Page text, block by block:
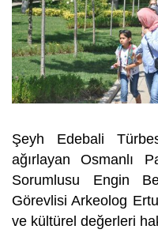
Şeyh Edebali
ağırlayan Osmanlı
Sorumlusu Engin
Görevlisi Arkeolog
ve kültürel değerleri